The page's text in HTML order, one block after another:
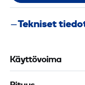
Tekniset
Käyttövoima